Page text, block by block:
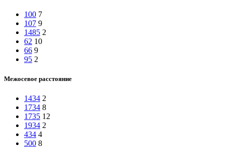
100 7
107 9
1485 2
62 10
66 9
95 2
Межосевое расстояние
1434 2
1734 8
1735 12
1934 2
434 4
500 8